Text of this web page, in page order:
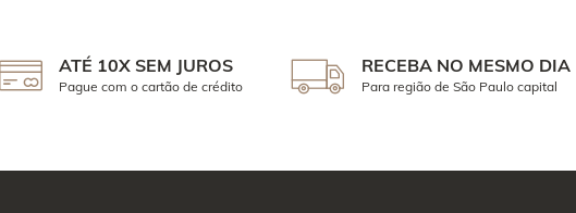
ATÉ 10X SEM JUROS
Pague com o cartão de crédito
RECEBA NO MESMO DIA
Para região de São Paulo capital